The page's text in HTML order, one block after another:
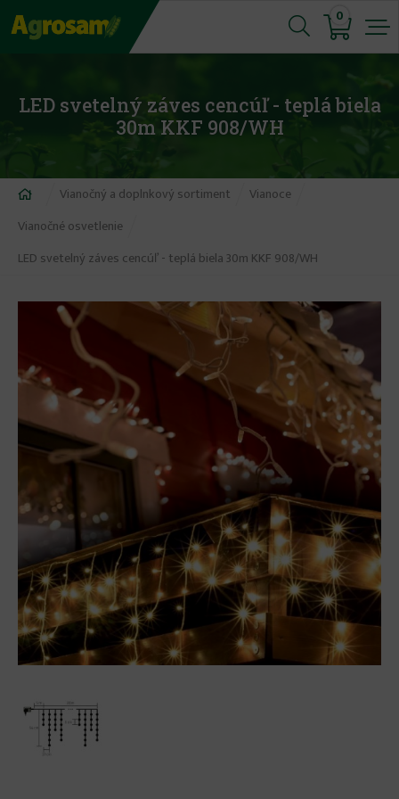
Jump
to
0
LED svetelný záves cencúľ - teplá biela
30m KKF 908/WH
Nachádzate
sa
tu
Vianočný a doplnkový sortiment
Vianoce
Vianočné osvetlenie
LED svetelný záves cencúľ - teplá biela 30m KKF 908/WH